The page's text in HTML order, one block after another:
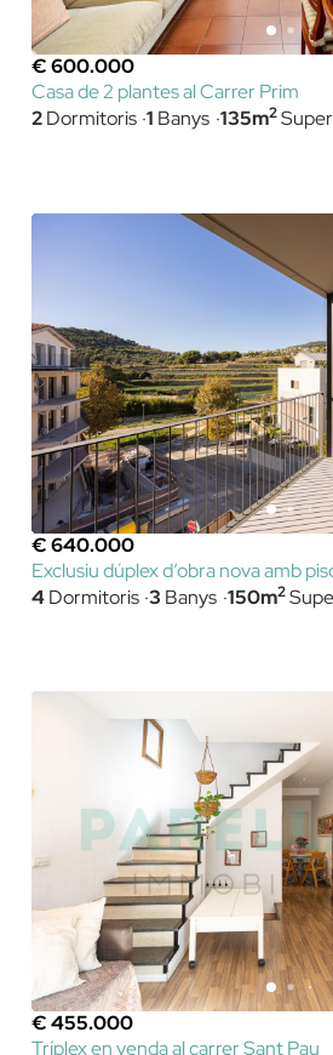
€ 600.000
Casa de 2 plantes al Carrer Prim
2Dormitoris 1 Banys 135m2
€ 640.000
Exclusiu dúplex d’obra nova amb
4Dormitoris 3 Banys 150m2
€ 455.000
Tríplex en venda al carrer Sant Pau